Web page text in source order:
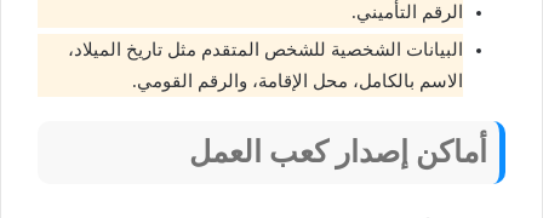
الرقم التأميني.
البيانات الشخصية للشخص المتقدم مثل تاريخ الميلاد،
الاسم بالكامل، محل الإقامة، والرقم القومي.
أماكن إصدار كعب العمل